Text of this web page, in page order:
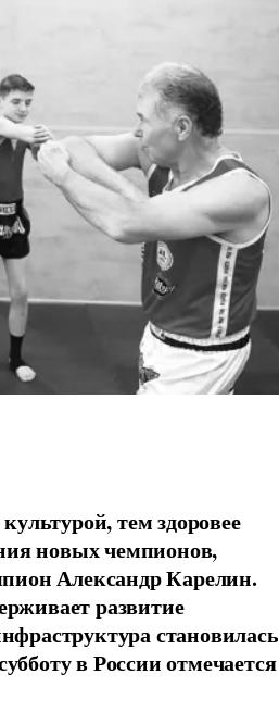
тем здоровее
новых чемпионов,
Александр Карелин.
развитие
становилась
в России отмечается